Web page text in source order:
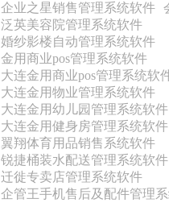
企业之星销售管理系统软件
泛英美容院管理系统软件
婚纱影楼自动管理系统软件
金用商业pos管理系统软件
大连金用商业pos管理系统软
大连金用物业管理系统软件
大连金用幼儿园管理系统软件
大连金用健身房管理系统软件
翼翔体育用品销售系统软件
锐捷桶装水配送管理系统软件
迁徙专卖店管理系统软件
企管王手机售后及配件管理